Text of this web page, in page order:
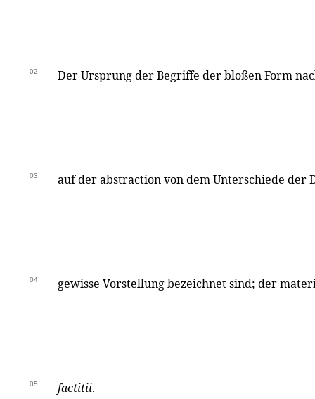
02 Der Ursprung der Begriffe der bloßen Form
03 auf der abstraction von dem Unterschiede der
04 gewisse Vorstellung bezeichnet sind; der
05 factitii.